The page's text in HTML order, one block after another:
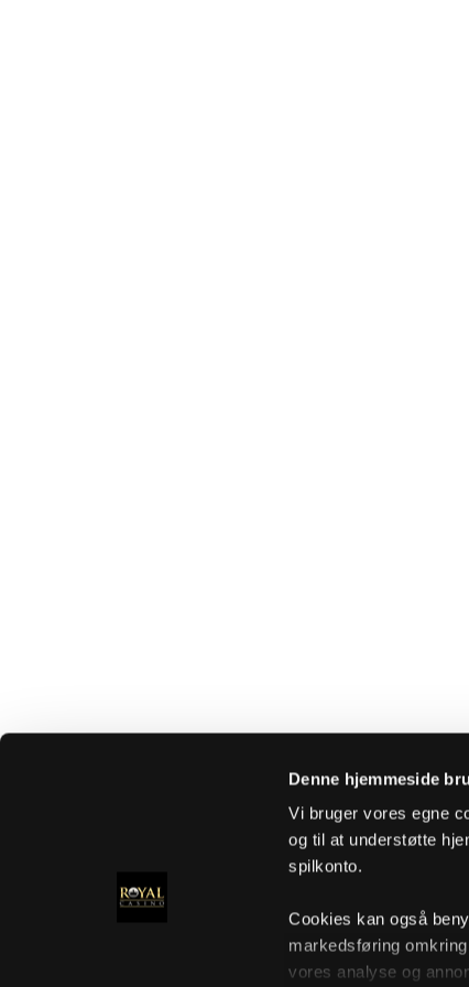
Denne hjemmeside
Vi bruger vores egne
og til at understøtte
spilkonto.
Cookies kan også
markedsføring
vores analyse og